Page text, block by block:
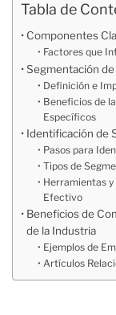
Tabla de
Componentes
Factores que
Segmentación
Definición e
Beneficios de
Específicos
Identificación de
Pasos para
Tipos de
Herramientas
Efectivo
Beneficios de
de la Industria
Ejemplos de
Artículos